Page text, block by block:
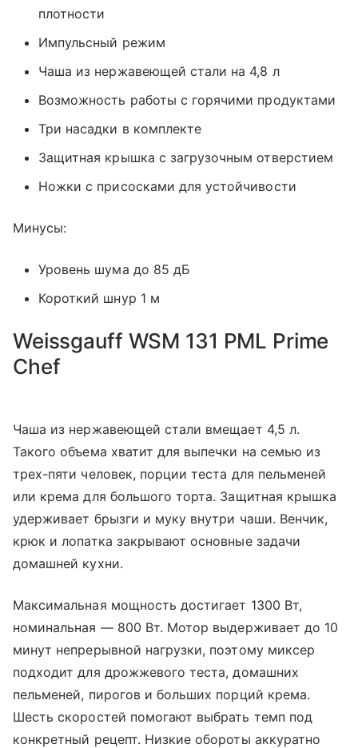
плотности
Импульсный режим
Чаша из нержавеющей стали на 4,8 л
Возможность работы с горячими продуктами
Три насадки в комплекте
Защитная крышка с загрузочным отверстием
Ножки с присосками для устойчивости
Минусы:
Уровень шума до 85 дБ
Короткий шнур 1 м
Weissgauff WSM 131 PML Prime
Chef
Чаша из нержавеющей стали вмещает 4,5 л.
Такого объема хватит для выпечки на семью из
трех-пяти человек, порции теста для пельменей
или крема для большого торта. Защитная крышка
удерживает брызги и муку внутри чаши. Венчик,
крюк и лопатка закрывают основные задачи
домашней кухни.
Максимальная мощность достигает 1300 Вт,
номинальная — 800 Вт. Мотор выдерживает до 10
минут непрерывной нагрузки, поэтому миксер
подходит для дрожжевого теста, домашних
пельменей, пирогов и больших порций крема.
Шесть скоростей помогают выбрать темп под
конкретный рецепт. Низкие обороты аккуратно